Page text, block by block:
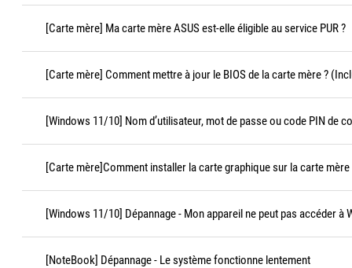
[Carte mère] Ma carte mère ASUS est-elle éligible au service PUR ?
[Carte mère] Comment mettre à jour le BIOS de la carte mère ?
[Windows 11/10] Nom d’utilisateur, mot de passe ou code PIN de
[Carte mère]Comment installer la carte graphique sur la carte mère
[Windows 11/10] Dépannage - Mon appareil ne peut pas accéder à
[NoteBook] Dépannage - Le système fonctionne lentement